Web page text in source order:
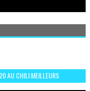
AU CHILI:MEILLEURS